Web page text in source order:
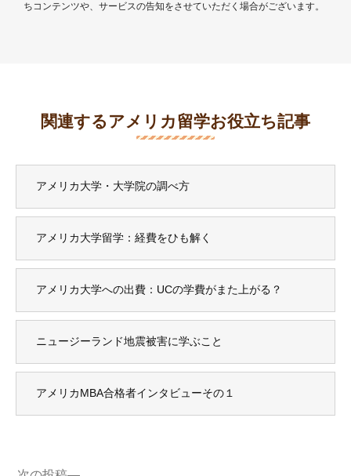
ちコンテンツや、サービスの告知をさせていただく場合がございます。
関連するアメリカ留学お役立ち記事
アメリカ大学・大学院の調べ方
アメリカ大学留学：経費をひも解く
アメリカ大学への出費：UCの学費がまた上がる？
ニュージーランド地震被害に学ぶこと
アメリカMBA合格者インタビューその１